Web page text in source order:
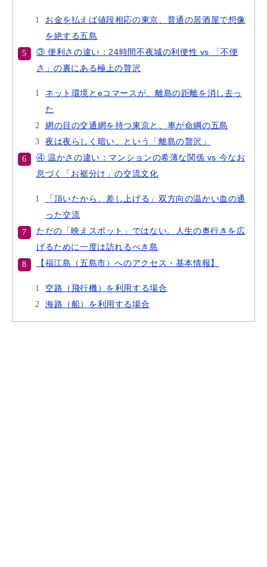
お金を払えば値段相応の東京、普通の居酒屋で想像
を絶する五島
③ 便利さの違い：24時間不夜城の利便性 vs 「不便
さ」の裏にある極上の贅沢
ネット環境とeコマースが、離島の距離を消し去っ
た
網の目の交通網を持つ東京と、車が命綱の五島
夜は夜らしく暗い、という「離島の贅沢」
④ 温かさの違い：マンションの希薄な関係 vs 今なお
息づく「お裾分け」の交流文化
「頂いたから、差し上げる」双方向の温かい血の通
った交流
ただの「映えスポット」ではない。人生の奥行きを広
げるために一度は訪れるべき島
【福江島（五島市）へのアクセス・基本情報】
空路（飛行機）を利用する場合
海路（船）を利用する場合